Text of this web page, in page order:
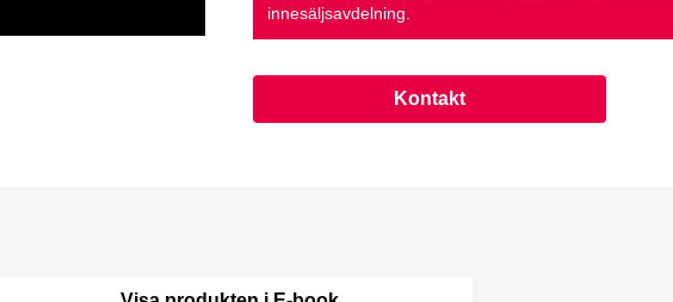
innesäljsavdelning.
Kontakt